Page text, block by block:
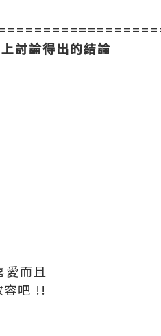
討論得出的結論
而且
容吧 !!